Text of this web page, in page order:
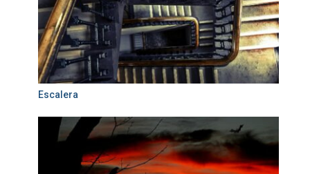
Escalera